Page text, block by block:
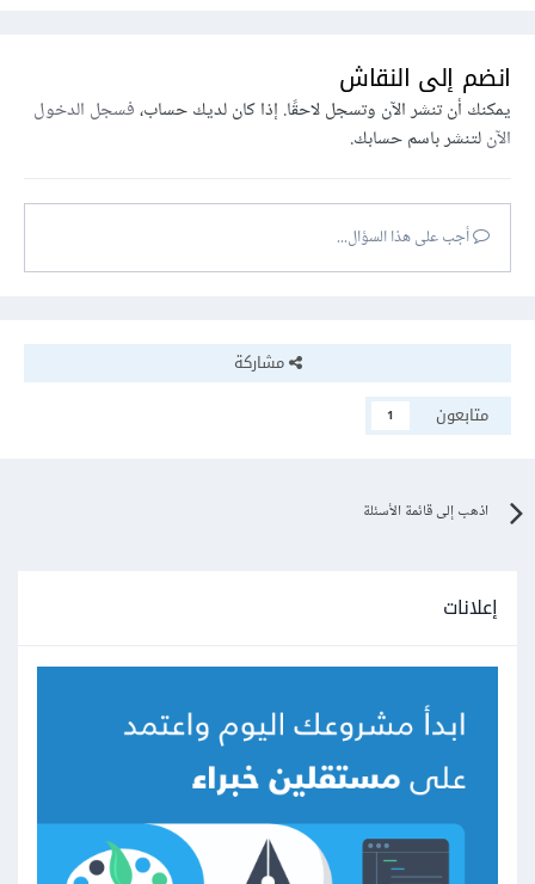
انضم إلى النقاش
يمكنك أن تنشر الآن وتسجل لاحقًا. إذا كان لديك حساب،فسجل الدخول
الآنلتنشر باسم حسابك.
أجب على هذا السؤال...
مشاركة
متابعون
1
اذهب إلى قائمة الأسئلة
إعلانات